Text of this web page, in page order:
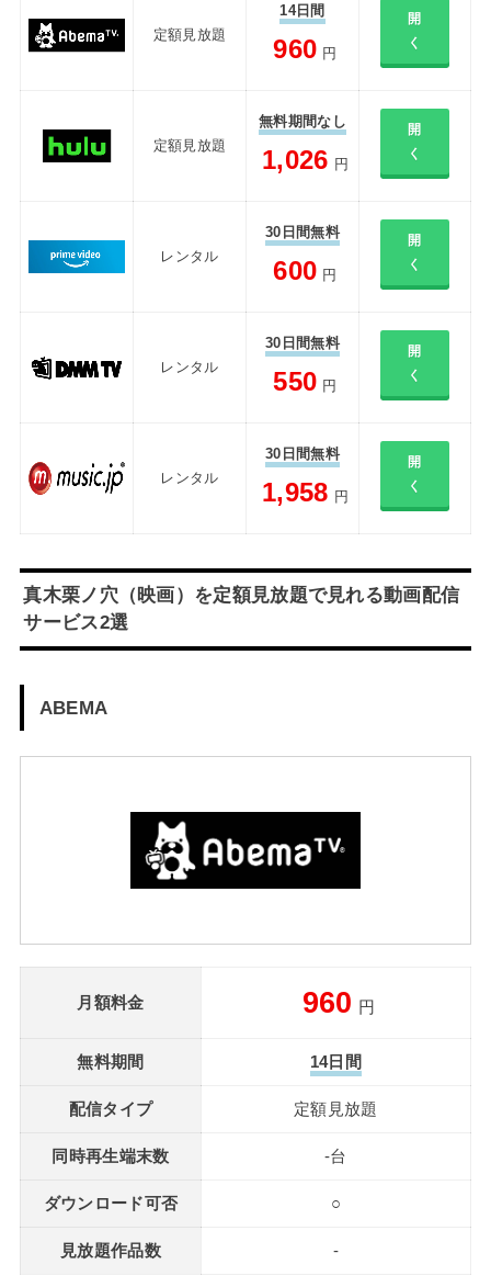
定額見放題
14日間
960 円
開
く
定額見放題
無料期間なし
1,026 円
開
く
レンタル
30日間無料
600 円
開
く
レンタル
30日間無料
550 円
開
く
レンタル
30日間無料
1,958 円
開
く
真木栗ノ穴（映画）を定額見放題で見れる動画配信
サービス2選
ABEMA
月額料金 960 円
無料期間 14日間
配信タイプ 定額見放題
同時再生端末数 -台
ダウンロード可否 ○
見放題作品数 -